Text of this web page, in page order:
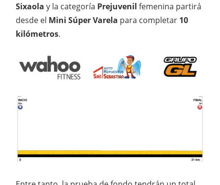
Sixaola y la categoría Prejuvenil femenina partirá
desde el Mini Súper Varela para completar 10
kilómetros.